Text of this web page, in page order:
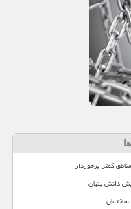
کمتر برخوردار
دانش بنیان